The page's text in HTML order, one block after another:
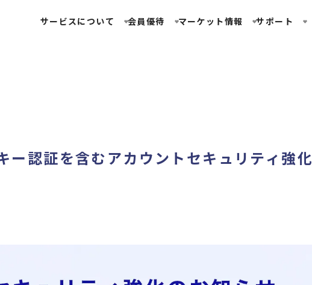
サービスについて 会員優待 マーケット情報 サポート
ー認証を含むアカウントセキュリティ強化